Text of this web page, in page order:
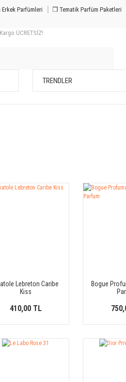
Parfümleri
❒ Tematik Parfüm Paketleri
ÜCRETSİZ!
TRENDLER
Lebreton Caribe
Kiss
410,00 TL
Bogue